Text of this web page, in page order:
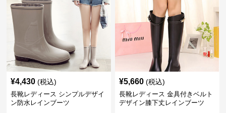
¥4,430 (税込)
長靴レディース シンプルデザイ
ン防水レインブーツ
¥5,660 (税込)
長靴レディース 金具付きベルト
デザイン膝下丈レインブーツ